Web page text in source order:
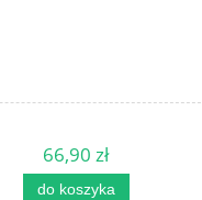
66,90 zł
do koszyka